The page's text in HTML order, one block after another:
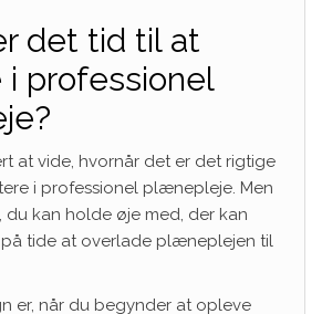
det tid til at
i professionel
at vide, hvornår det er det rigtige
i professionel plænepleje. Men
du kan holde øje med, der kan
på tide at overlade plæneplejen til
er, når du begynder at opleve